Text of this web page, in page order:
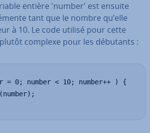
entière 'number' est ensuite
tant que le nombre qu’elle
à 10. Le code utilisé pour cette
complexe pour les débutants :
0; number < 10; number++ ) {